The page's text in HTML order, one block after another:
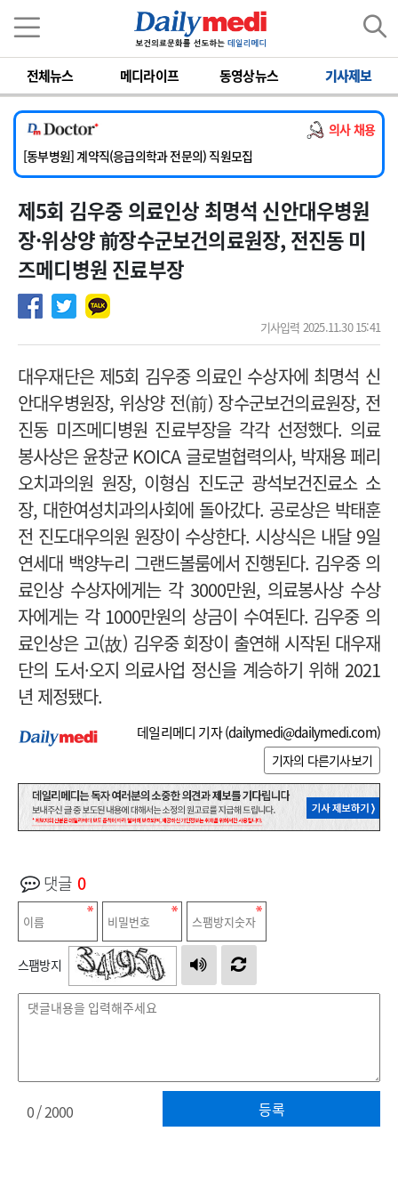
전체뉴스 메디라이프 동영상뉴스 기사제보
의사 채용
[서울아산병원] 2026년 하반기 인턴 모집
[영남대학교의료원] 마취통증의학과 임기제 임상의사 채용
[충남대학교병원] 소아청소년과(소아응급전담) 계약직 의사 공개채용
[동부병원] 계약직(응급의학과 전문의) 직원모집
[이대목동병원] 하반기 전공의(레지던트1년차) 모집
[서울아산병원] 2026년 하반기 인턴 모집
[영남대학교의료원] 마취통증의학과 임기제 임상의사 채용
제5회 김우중 의료인상 최명석 신안대우병원
장·위상양 前장수군보건의료원장, 전진동 미
즈메디병원 진료부장
기사입력 2025.11.30 15:41
대우재단은 제5회 김우중 의료인 수상자에 최명석 신
안대우병원장, 위상양 전(前) 장수군보건의료원장, 전
진동 미즈메디병원 진료부장을 각각 선정했다. 의료
봉사상은 윤창균 KOICA 글로벌협력의사, 박재용 페리
오치과의원 원장, 이형심 진도군 광석보건진료소 소
장, 대한여성치과의사회에 돌아갔다. 공로상은 박태훈
전 진도대우의원 원장이 수상한다. 시상식은 내달 9일
연세대 백양누리 그랜드볼룸에서 진행된다. 김우중 의
료인상 수상자에게는 각 3000만원, 의료봉사상 수상
자에게는 각 1000만원의 상금이 수여된다. 김우중 의
료인상은 고(故) 김우중 회장이 출연해 시작된 대우재
단의 도서·오지 의료사업 정신을 계승하기 위해 2021
년 제정됐다.
데일리메디 기자 (dailymedi@dailymedi.com)
기자의 다른기사보기
댓글 0
스팸방지
등록
0/ 2000